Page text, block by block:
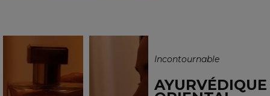
Incontournable
AYURVÉDIQUE